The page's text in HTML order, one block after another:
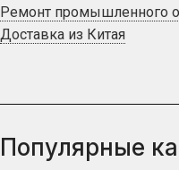
Ремонт промышленного
Доставка из Китая
Популярные